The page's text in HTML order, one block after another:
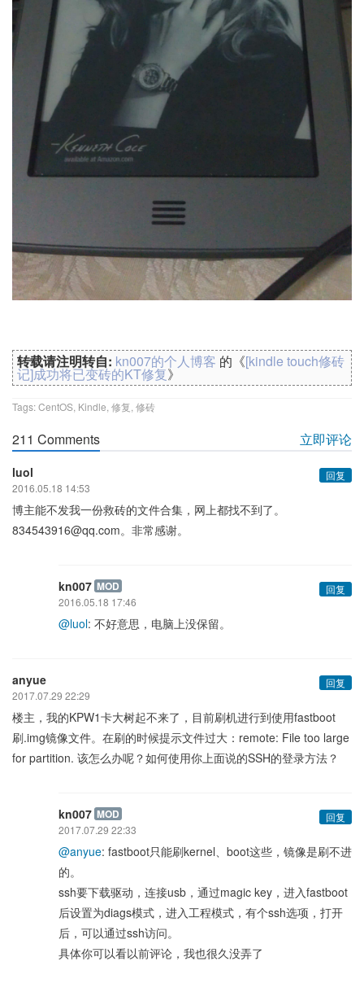
转载请注明转自: kn007的个人博客 的《[kindle touch修砖
记]成功将已变砖的KT修复》
Tags:CentOS Kindle 修复 修砖
211 Comments 立即评论
luol
回复
2016.05.18 14:53
博主能不发我一份救砖的文件合集，网上都找不到了。
834543916@qq.com。非常感谢。
kn007 MOD
回复
2016.05.18 17:46
@luol: 不好意思，电脑上没保留。
anyue
回复
2017.07.29 22:29
楼主，我的KPW1卡大树起不来了，目前刷机进行到使用fastboot
刷.img镜像文件。在刷的时候提示文件过大：remote: File too large
for partition. 该怎么办呢？如何使用你上面说的SSH的登录方法？
kn007 MOD
回复
2017.07.29 22:33
@anyue: fastboot只能刷kernel、boot这些，镜像是刷不进
的。
ssh要下载驱动，连接usb，通过magic key，进入fastboot
后设置为diags模式，进入工程模式，有个ssh选项，打开
后，可以通过ssh访问。
具体你可以看以前评论，我也很久没弄了